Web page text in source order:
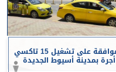
الموافقة على تشغيل 15 تاكسي
أجرة بمدينة أسيوط الجديدة